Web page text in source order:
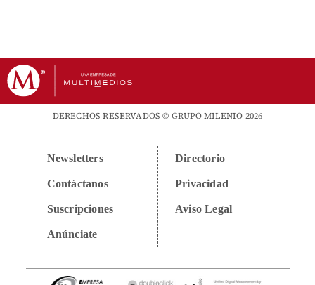
DERECHOS RESERVADOS © GRUPO MILENIO 2026
Newsletters
Contáctanos
Suscripciones
Anúnciate
Directorio
Privacidad
Aviso Legal